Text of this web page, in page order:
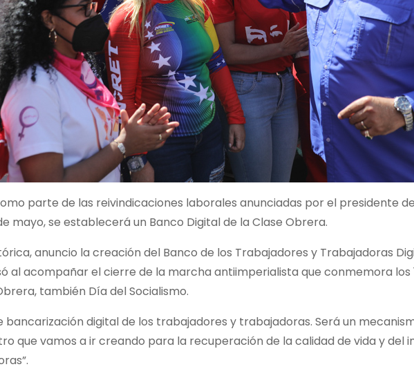
parte de las reivindicaciones laborales anunciadas por el presidente
mayo, se establecerá un Banco Digital de la Clase Obrera.
anuncio la creación del Banco de los Trabajadores y Trabajadoras
al acompañar el cierre de la marcha antiimperialista que conmemora los
también Día del Socialismo.
bancarización digital de los trabajadores y trabajadoras. Será un
que vamos a ir creando para la recuperación de la calidad de vida y del